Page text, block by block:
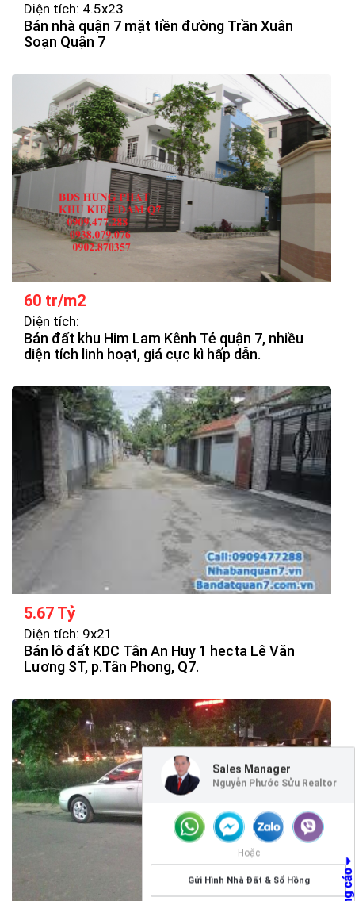
Sales Manager
Nguyễn Phước Sửu Realtor
Hoặc
Gửi Hình Nhà Đất & Sổ Hồng
Diện tích: 4.5x23
Bán nhà quận 7 mặt tiền đường Trần Xuân
Soạn Quận 7
60 tr/m2
Diện tích:
Bán đất khu Him Lam Kênh Tẻ quận 7, nhiều
diện tích linh hoạt, giá cực kì hấp dẫn.
5.67 Tỷ
Diện tích: 9x21
Bán lô đất KDC Tân An Huy 1 hecta Lê Văn
Lương ST, p.Tân Phong, Q7.